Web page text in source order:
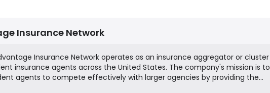
Insurance Network
Insurance Network operates as an insurance aggregator or cluster
insurance agents across the United States. The company's mission is to
agents to compete effectively with larger agencies by providing them
range of A-rated insurance carriers, proprietary products, and profit-